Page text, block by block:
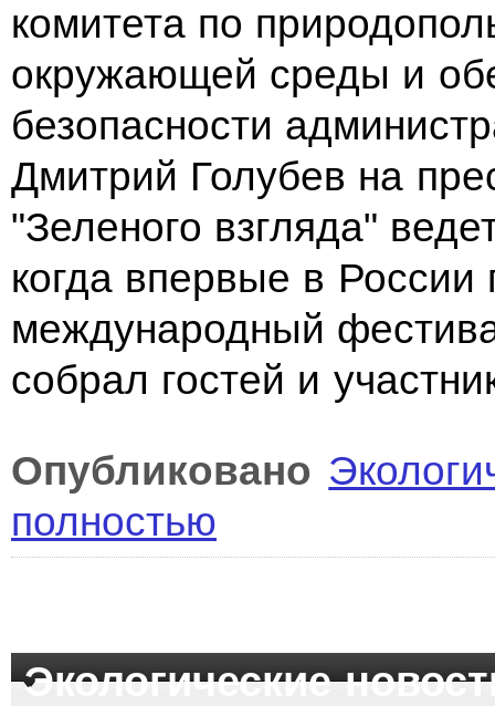
комитета по
окружающей среды и
безопасности
Дмитрий Голубев на
"Зеленого взгляда"
когда впервые в России
международный
собрал гостей и
Опубликовано
полностью
Экологические